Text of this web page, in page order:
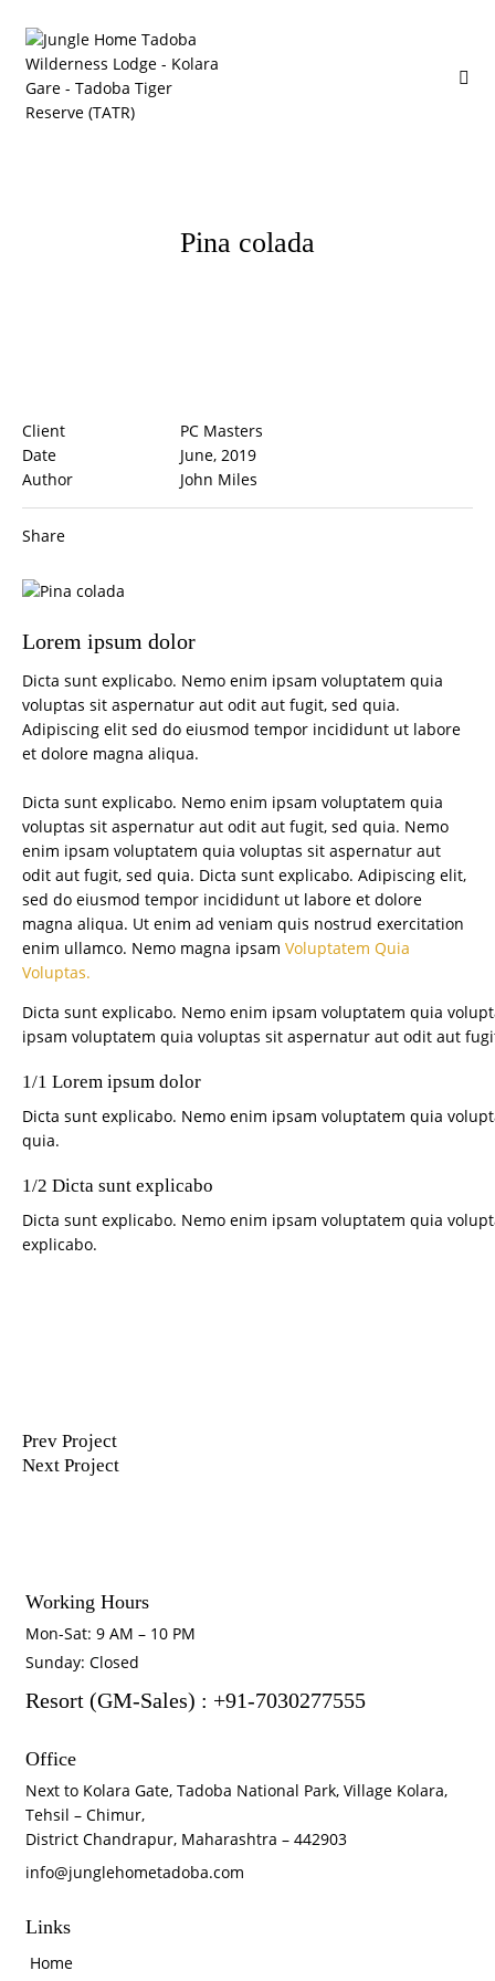
Pina colada
Client
PC Masters
Date
June, 2019
Author
John Miles
Share
Lorem ipsum dolor
Dicta sunt explicabo. Nemo enim ipsam voluptatem quia
voluptas sit aspernatur aut odit aut fugit, sed quia.
Adipiscing elit sed do eiusmod tempor incididunt ut labore
et dolore magna aliqua.
Dicta sunt explicabo. Nemo enim ipsam voluptatem quia
voluptas sit aspernatur aut odit aut fugit, sed quia. Nemo
enim ipsam voluptatem quia voluptas sit aspernatur aut
odit aut fugit, sed quia. Dicta sunt explicabo. Adipiscing elit,
sed do eiusmod tempor incididunt ut labore et dolore
magna aliqua. Ut enim ad veniam quis nostrud exercitation
enim ullamco. Nemo magna ipsam Voluptatem Quia
Voluptas.
Dicta sunt explicabo. Nemo enim ipsam voluptatem quia
ipsam voluptatem quia voluptas sit aspernatur aut odit aut
1/1 Lorem ipsum dolor
Dicta sunt explicabo. Nemo enim ipsam voluptatem quia
quia.
1/2 Dicta sunt explicabo
Dicta sunt explicabo. Nemo enim ipsam voluptatem quia
explicabo.
Prev Project
Next Project
Working Hours
Mon-Sat: 9 AM – 10 PM
Sunday: Closed
Resort (GM-Sales) : +91-7030277555
Office
Next to Kolara Gate, Tadoba National Park, Village Kolara,
Tehsil – Chimur,
District Chandrapur, Maharashtra – 442903
info@junglehometadoba.com
Links
Home